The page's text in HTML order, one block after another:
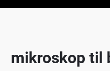
mikroskop til